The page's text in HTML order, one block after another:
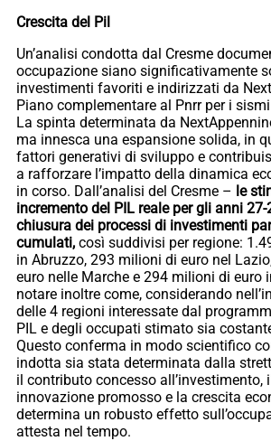
Crescita del Pil
Un’analisi condotta dal Cresme
occupazione siano significativamente
investimenti favoriti e indirizzati da
Piano complementare al Pnrr per i
La spinta determinata da
ma innesca una espansione solida, in
fattori generativi di sviluppo e
a rafforzare l’impatto della dinamica
in corso. Dall’analisi del Cresme – le
incremento del PIL reale per gli anni
chiusura dei processi di investimenti
cumulati, così suddivisi per regione:
in Abruzzo, 293 milioni di euro nel
euro nelle Marche e 294 milioni di euro
notare inoltre come, considerando
delle 4 regioni interessate dal
PIL e degli occupati stimato sia
Questo conferma in modo scientifico
indotta sia stata determinata dalla
il contributo concesso all’investimento,
innovazione promosso e la crescita
determina un robusto effetto
attesta nel tempo.